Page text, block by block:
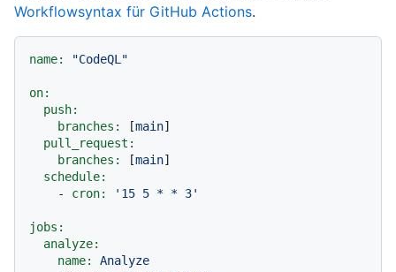
Workflowsyntax für GitHub Actions.
name: "CodeQL"
on:
push:
branches:
[main]
pull_request:
branches:
[main]
schedule:
-
cron: '15 5 * * 3'
jobs:
analyze:
name:
Analyze